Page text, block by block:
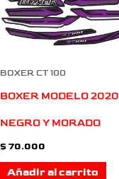
BOXER CT 100
BOXER MODELO 2020
NEGRO Y MORADO
$ 70.000
Añadir al carrito